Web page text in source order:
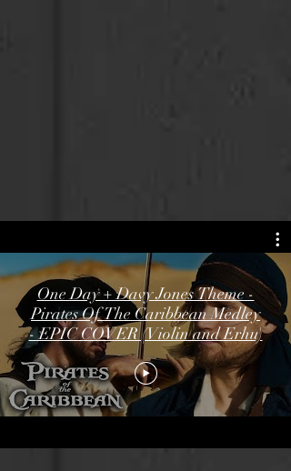
One Day + Davy Jones Theme -
Pirates Of The Caribbean Medley
- EPIC COVER (Violin and Erhu)